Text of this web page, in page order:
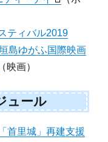
ティバル2019
島ゆがふ国際映画
（映画）
ュール
首里城」再建支援